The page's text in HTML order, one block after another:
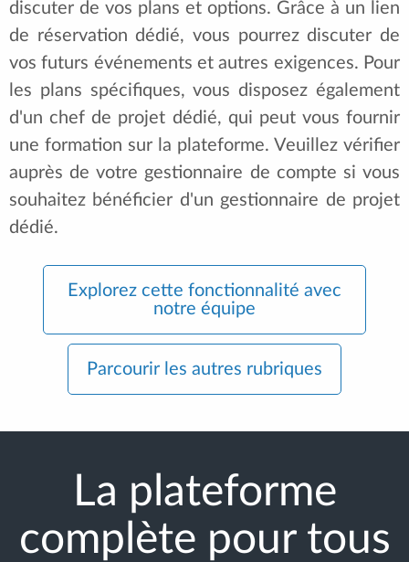
discuter de vos plans et options. Grâce à un lien
de réservation dédié, vous pourrez discuter de
vos futurs événements et autres exigences. Pour
les plans spécifiques, vous disposez également
d'un chef de projet dédié, qui peut vous fournir
une formation sur la plateforme. Veuillez vérifier
auprès de votre gestionnaire de compte si vous
souhaitez bénéficier d'un gestionnaire de projet
dédié.
Explorez cette fonctionnalité avec
notre équipe
Parcourir les autres rubriques
La plateforme
complète pour tous